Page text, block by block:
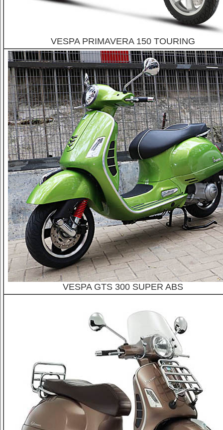
VESPA PRIMAVERA 150 TOURING
VESPA GTS 300 SUPER ABS